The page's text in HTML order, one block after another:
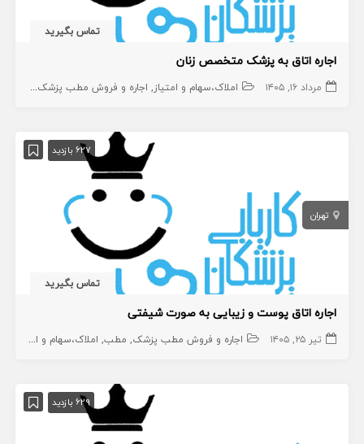
تماس بگیرید
اجاره اتاق به پزشک متخصص زنان
مرداد ۱۶, ۱۴۰۵ املاک،سهام و امتیاز اجاره و فروش مطب پزشک مطب
627 بازدید
تهران
تماس بگیرید
اجاره اتاق پوست و زیبایی به صورت شیفتی
تیر ۲۵, ۱۴۰۵ اجاره و فروش مطب پزشک مطب املاک،سهام و امتیاز
629 بازدید